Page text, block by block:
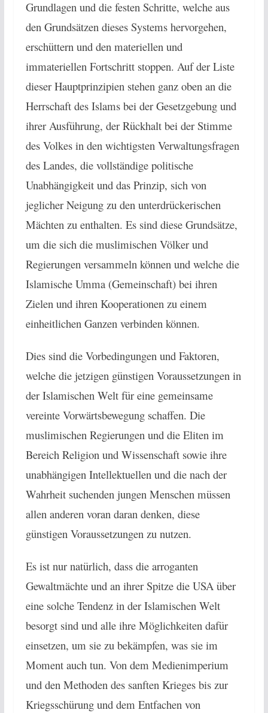
Grundlagen und die festen Schritte, welche aus
den Grundsätzen dieses Systems hervorgehen,
erschüttern und den materiellen und
immateriellen Fortschritt stoppen. Auf der Liste
dieser Hauptprinzipien stehen ganz oben an die
Herrschaft des Islams bei der Gesetzgebung und
ihrer Ausführung, der Rückhalt bei der Stimme
des Volkes in den wichtigsten Verwaltungsfragen
des Landes, die vollständige politische
Unabhängigkeit und das Prinzip, sich von
jeglicher Neigung zu den unterdrückerischen
Mächten zu enthalten. Es sind diese Grundsätze,
um die sich die muslimischen Völker und
Regierungen versammeln können und welche die
Islamische Umma (Gemeinschaft) bei ihren
Zielen und ihren Kooperationen zu einem
einheitlichen Ganzen verbinden können.
Dies sind die Vorbedingungen und Faktoren,
welche die jetzigen günstigen Voraussetzungen in
der Islamischen Welt für eine gemeinsame
vereinte Vorwärtsbewegung schaffen. Die
muslimischen Regierungen und die Eliten im
Bereich Religion und Wissenschaft sowie ihre
unabhängigen Intellektuellen und die nach der
Wahrheit suchenden jungen Menschen müssen
allen anderen voran daran denken, diese
günstigen Voraussetzungen zu nutzen.
Es ist nur natürlich, dass die arroganten
Gewaltmächte und an ihrer Spitze die USA über
eine solche Tendenz in der Islamischen Welt
besorgt sind und alle ihre Möglichkeiten dafür
einsetzen, um sie zu bekämpfen, was sie im
Moment auch tun. Von dem Medienimperium
und den Methoden des sanften Krieges bis zur
Kriegsschürung und dem Entfachen von